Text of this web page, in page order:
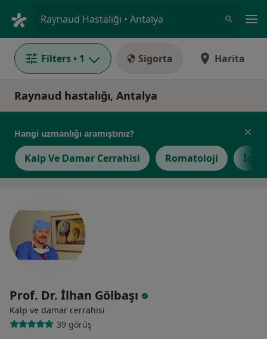
Raynaud Hastalığı • Antalya
Filters • 1 Sigorta Harita
Raynaud hastalığı, Antalya
Hangi uzmanlığı aramıştınız?
Kalp Ve Damar Cerrahisi Romatoloji İç
Prof. Dr. İlhan Gölbaşı
Kalp ve damar cerrahisi
39 görüş